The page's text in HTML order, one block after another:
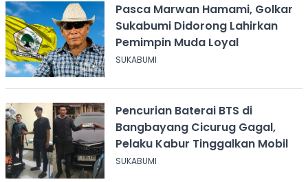
Pasca Marwan Hamami, Golkar
Sukabumi Didorong Lahirkan
Pemimpin Muda Loyal
SUKABUMI
Pencurian Baterai BTS di
Bangbayang Cicurug Gagal,
Pelaku Kabur Tinggalkan Mobil
SUKABUMI